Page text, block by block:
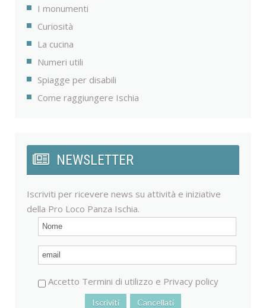
I monumenti
Curiosità
La cucina
Numeri utili
Spiagge per disabili
Come raggiungere Ischia
NEWSLETTER
Iscriviti per ricevere news su attività e iniziative
della Pro Loco Panza Ischia.
Accetto Termini di utilizzo e Privacy policy